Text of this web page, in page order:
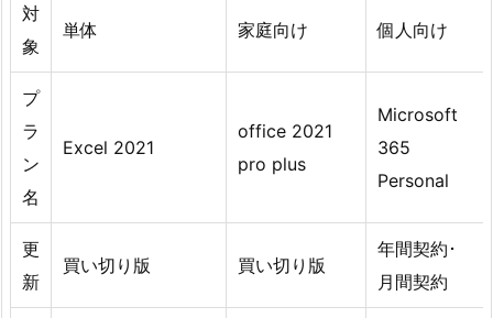
対
象
単体 家庭向け 個人向け
プ
ラ
ン
名
Excel 2021
office 2021
pro plus
Microsoft
365
Personal
更
新
買い切り版 買い切り版
年間契約･
月間契約